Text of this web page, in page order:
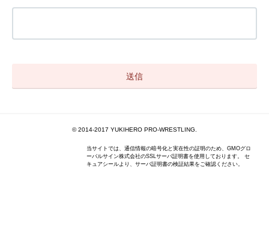
© 2014-2017 YUKIHERO PRO-WRESTLING.
当サイトでは、通信情報の暗号化と実在性の証明のため、GMOグロ
ーバルサイン株式会社のSSLサーバ証明書を使用しております。 セ
キュアシールより、サーバ証明書の検証結果をご確認ください。